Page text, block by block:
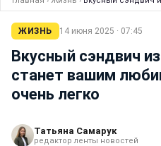
ЖИЗНЬ 14 июня 2025 · 07:45
Вкусный сэндвич
станет вашим
очень легко
Татьяна Самарук
редактор ленты новостей